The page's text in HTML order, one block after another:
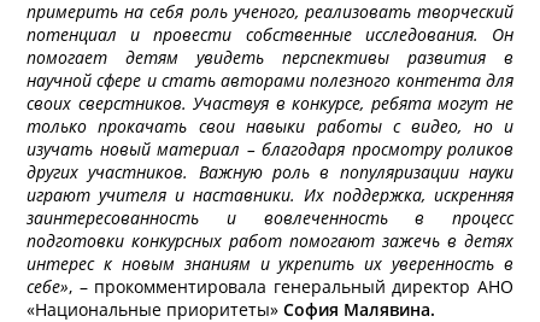
примерить на себя роль ученого, реализовать творческий
потенциал и провести собственные исследования. Он
помогает детям увидеть перспективы развития в
научной сфере и стать авторами полезного контента для
своих сверстников. Участвуя в конкурсе, ребята могут не
только прокачать свои навыки работы с видео, но и
изучать новый материал – благодаря просмотру роликов
других участников. Важную роль в популяризации науки
играют учителя и наставники. Их поддержка, искренняя
заинтересованность и вовлеченность в процесс
подготовки конкурсных работ помогают зажечь в детях
интерес к новым знаниям и укрепить их уверенность в
себе», – прокомментировала генеральный директор АНО
«Национальные приоритеты» София Малявина.